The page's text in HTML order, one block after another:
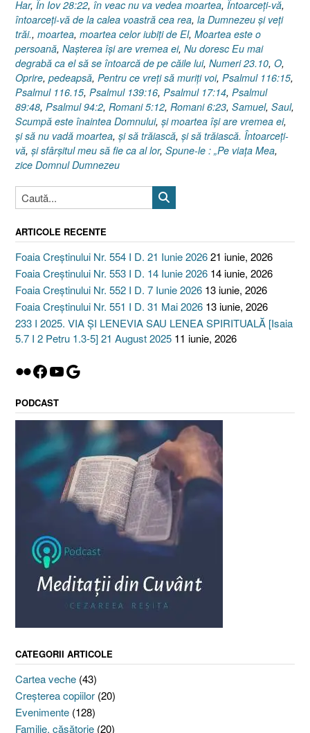
Har, În Iov 28:22, în veac nu va vedea moartea, Întoarceţi-vă,
întoarceţi-vă de la calea voastră cea rea, la Dumnezeu şi veţi
trăi., moartea, moartea celor iubiţi de El, Moartea este o
persoană, Naşterea îşi are vremea ei, Nu doresc Eu mai
degrabă ca el să se întoarcă de pe căile lui, Numeri 23.10, O,
Oprire, pedeapsă, Pentru ce vreţi să muriţi voi, Psalmul 116:15,
Psalmul 116.15, Psalmul 139:16, Psalmul 17:14, Psalmul
89:48, Psalmul 94:2, Romani 5:12, Romani 6:23, Samuel, Saul,
Scumpă este înaintea Domnului, şi moartea îşi are vremea ei,
şi să nu vadă moartea, şi să trăiască, şi să trăiască. Întoarceţi-
vă, şi sfârşitul meu să fie ca al lor, Spune-le : „Pe viaţa Mea,
zice Domnul Dumnezeu
ARTICOLE RECENTE
Foaia Creștinului Nr. 554 I D. 21 Iunie 202621 iunie, 2026
Foaia Creștinului Nr. 553 I D. 14 Iunie 2026 14 iunie, 2026
Foaia Creștinului Nr. 552 I D. 7 Iunie 2026 13 iunie, 2026
Foaia Creștinului Nr. 551 I D. 31 Mai 2026 13 iunie, 2026
233 I 2025. VIA ȘI LENEVIA SAU LENEA SPIRITUALĂ [Isaia
5.7 I 2 Petru 1.3-5] 21 August 2025 11 iunie, 2026
Flickr
Facebook
YouTube
Google
PODCAST
CATEGORII ARTICOLE
Cartea veche (43)
Creşterea copiilor (20)
Evenimente (128)
Familie, căsătorie (20)